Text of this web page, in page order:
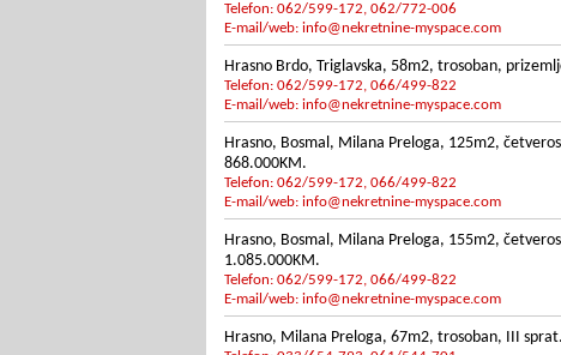
Telefon: 062/599-172, 062/772-006
E-mail/web: info@nekretnine-myspace.com
Hrasno Brdo, Triglavska, 58m2, trosoban,
Telefon: 062/599-172, 066/499-822
E-mail/web: info@nekretnine-myspace.com
Hrasno, Bosmal, Milana Preloga, 125m2,
868.000KM.
Telefon: 062/599-172, 066/499-822
E-mail/web: info@nekretnine-myspace.com
Hrasno, Bosmal, Milana Preloga, 155m2,
1.085.000KM.
Telefon: 062/599-172, 066/499-822
E-mail/web: info@nekretnine-myspace.com
Hrasno, Milana Preloga, 67m2, trosoban, III sprat.